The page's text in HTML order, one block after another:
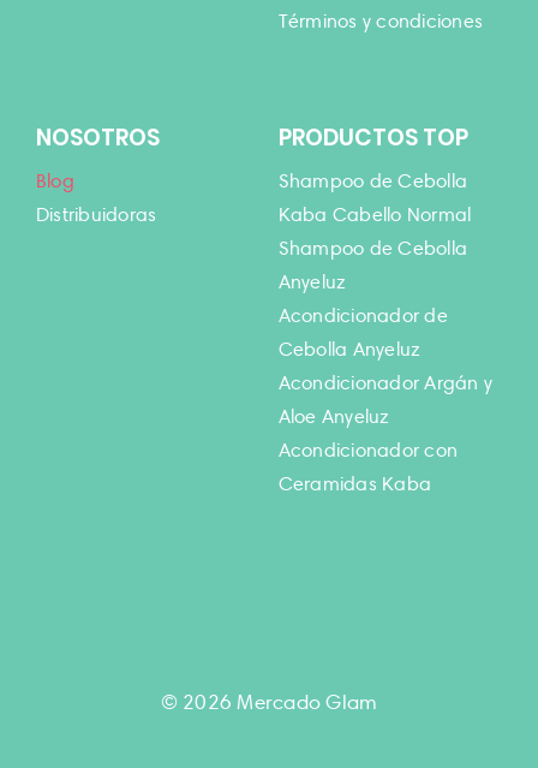
Términos y condiciones
NOSOTROS
Blog
Distribuidoras
PRODUCTOS TOP
Shampoo de Cebolla
Kaba Cabello Normal
Shampoo de Cebolla
Anyeluz
Acondicionador de
Cebolla Anyeluz
Acondicionador Argán y
Aloe Anyeluz
Acondicionador con
Ceramidas Kaba
© 2026 Mercado Glam